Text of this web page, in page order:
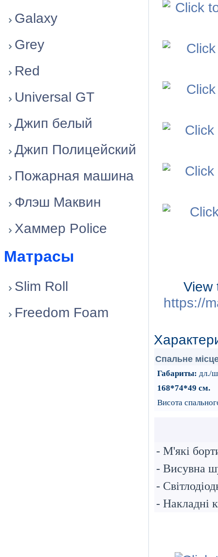
Galaxy
Grey
Red
Universal GT
Джип белый
Джип Полицейский
Пожарная машина
Флэш Маквин
Хаммер Police
Матрасы
Slim Roll
Freedom Foam
View
https://
Cпальне
Габариты: дл./
168*74*49 см.
Висота
- М'якi
- Висувна
-
- Накладні